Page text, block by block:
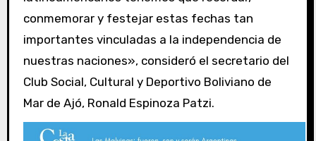
conmemorar y festejar estas fechas tan
importantes vinculadas a la independencia de
nuestras naciones», consideró el secretario del
Club Social, Cultural y Deportivo Boliviano de
Mar de Ajó, Ronald Espinoza Patzi.